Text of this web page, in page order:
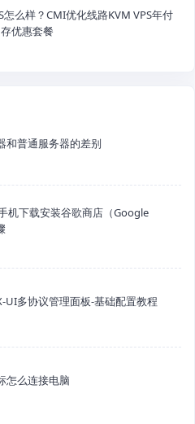
么样？CMI优化线路KVM VPS年付
优惠套餐
和普通服务器的差别
机下载安装谷歌商店（Google
UI多协议管理面板-基础配置教程
怎么连接电脑